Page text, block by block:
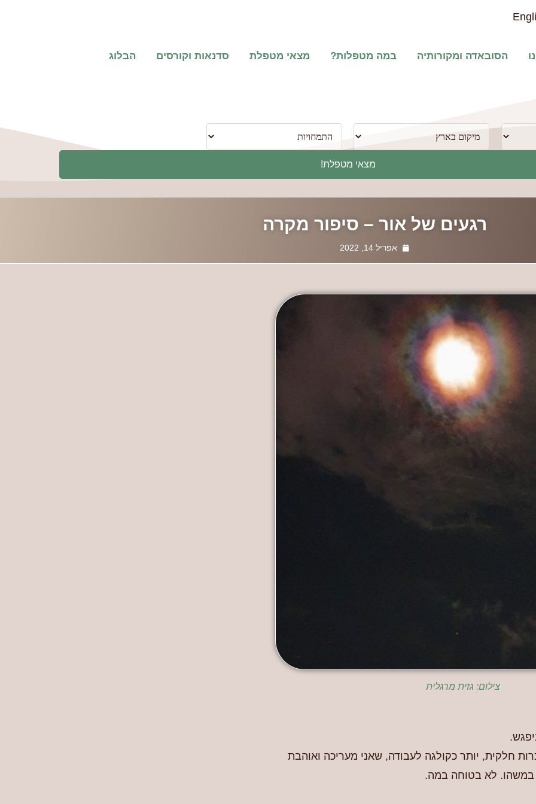
הסובאדה ומקורותיה במה מטפלות? מצאי מטפלת סדנאות וקורסים הבלוג
מצאי מטפלת!
רגעים של אור – סיפור מקרה
אפריל 14, 2022
צילום: גזית מרגלית
חלקית, יותר כקולגה לעבודה, שאני מעריכה ואוהבת
במשהו. לא בטוחה במה.